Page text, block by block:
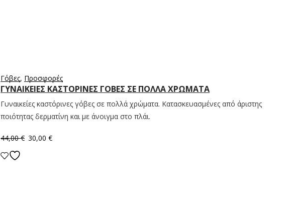
Γόβες, Προσφορές
ΓΥΝΑΙΚΕΊΕΣ ΚΑΣΤΌΡΙΝΕΣ ΓΌΒΕΣ ΣΕ ΠΟΛΛΆ ΧΡΏΜΑΤΑ
Γυναικείες καστόρινες γόβες σε πολλά χρώματα. Κατασκευασμένες από άριστης
ποιότητας δερματίνη και με άνοιγμα στο πλάι.
44,00€ 30,00 €
Επιλογή